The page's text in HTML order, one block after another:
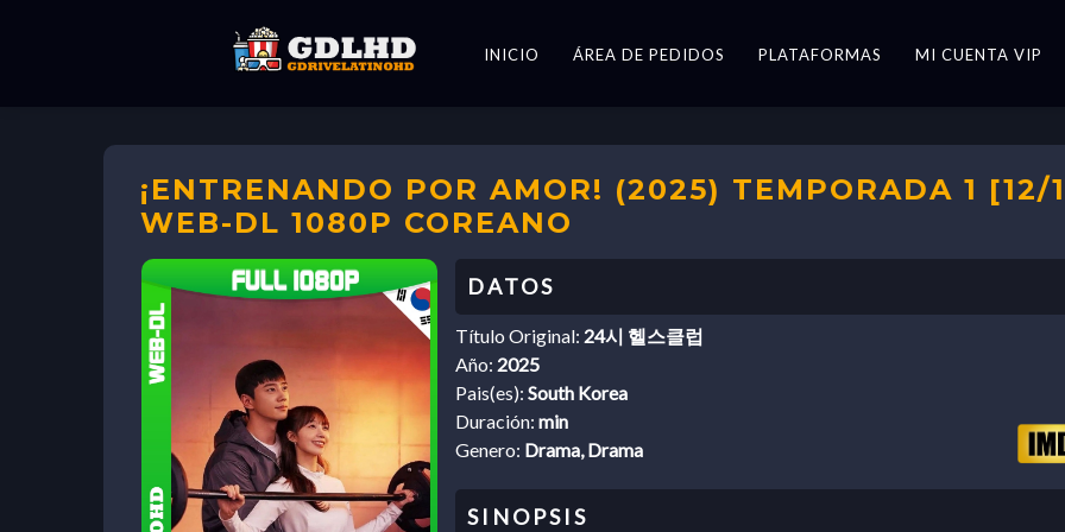
INICIO ÁREA DE PEDIDOS PLATAFORMAS MI CUENTA VIP
¡ENTRENANDO POR AMOR! (2025) TEMPORADA 1 [12/
WEB-DL 1080P COREANO
Título Original: 24시 헬스클럽
Año: 2025
Pais(es): South Korea
Duración: min
Genero: Drama, Drama